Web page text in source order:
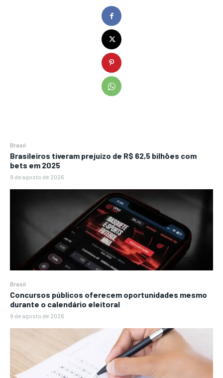
Brasil
Brasileiros tiveram prejuízo de R$ 62,5 bilhões com
bets em 2025
9 de agosto de 2026
Brasil
Concursos públicos oferecem oportunidades mesmo
durante o calendário eleitoral
9 de agosto de 2026